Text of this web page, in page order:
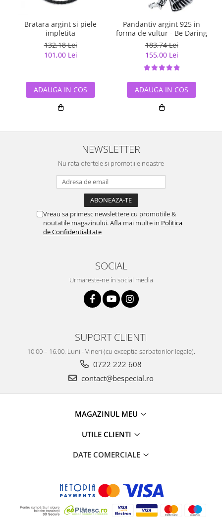
Bratara argint si piele
impletita
132,18 Lei
101,00 Lei
ADAUGA IN COS
Pandantiv argint 925 in
forma de vultur - Be Daring
183,74 Lei
155,00 Lei
ADAUGA IN COS
NEWSLETTER
Nu rata ofertele si promotiile noastre
Vreau sa primesc newslettere cu promotiile &
noutatile magazinului. Afla mai multe in Politica
de Confidentialitate
SOCIAL
Urmareste-ne in social media
SUPORT CLIENTI
10.00 – 16.00, Luni - Vineri (cu exceptia sarbatorilor legale).
0722 222 608
contact@bespecial.ro
MAGAZINUL MEU
UTILE CLIENTI
DATE COMERCIALE